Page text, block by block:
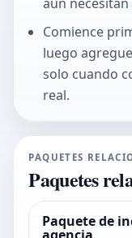
aún
Comience
luego
solo cuando
real.
PAQUETES
Paquetes
Paquete de